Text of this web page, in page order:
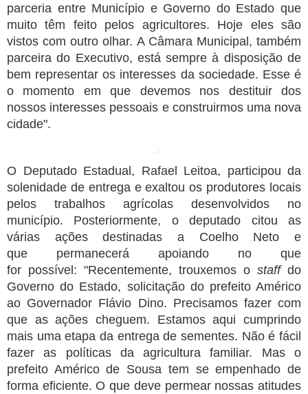
parceria entre Município e Governo do Estado que
muito têm feito pelos agricultores. Hoje eles são
vistos com outro olhar. A Câmara Municipal, também
parceira do Executivo, está sempre à disposição de
bem representar os interesses da sociedade. Esse é
o momento em que devemos nos destituir dos
nossos interesses pessoais e construirmos uma nova
cidade".
O Deputado Estadual, Rafael Leitoa, participou da
solenidade de entrega e exaltou os produtores locais
pelos trabalhos agrícolas desenvolvidos no
município. Posteriormente, o deputado citou as
várias ações destinadas a Coelho Neto e
que permanecerá apoiando no que
for possível: "Recentemente, trouxemos o staffdo
Governo do Estado, solicitação do prefeito Américo
ao Governador Flávio Dino. Precisamos fazer com
que as ações cheguem. Estamos aqui cumprindo
mais uma etapa da entrega de sementes. Não é fácil
fazer as políticas da agricultura familiar. Mas o
prefeito Américo de Sousa tem se empenhado de
forma eficiente. O que deve permear nossas atitudes